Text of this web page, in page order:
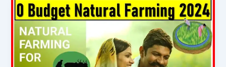
2026
:
सरकार
दे
रही,